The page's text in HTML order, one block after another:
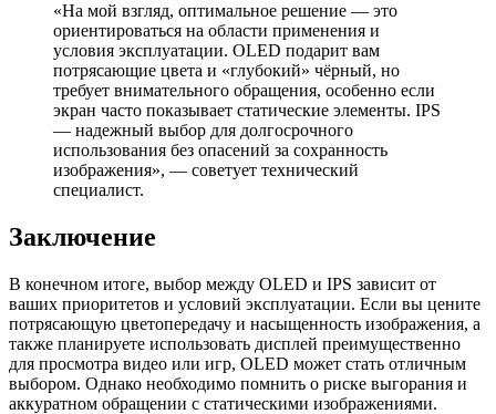
«На мой взгляд, оптимальное решение — это
ориентироваться на области применения и
условия эксплуатации. OLED подарит вам
потрясающие цвета и «глубокий» чёрный, но
требует внимательного обращения, особенно если
экран часто показывает статические элементы. IPS
— надежный выбор для долгосрочного
использования без опасений за сохранность
изображения», — советует технический
специалист.
Заключение
В конечном итоге, выбор между OLED и IPS зависит от
ваших приоритетов и условий эксплуатации. Если вы цените
потрясающую цветопередачу и насыщенность изображения, а
также планируете использовать дисплей преимущественно
для просмотра видео или игр, OLED может стать отличным
выбором. Однако необходимо помнить о риске выгорания и
аккуратном обращении с статическими изображениями.